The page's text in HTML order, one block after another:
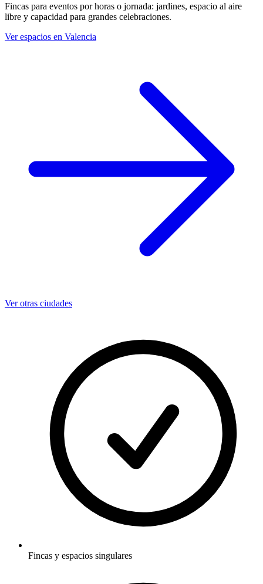
Fincas para eventos por horas o jornada: jardines, espacio al aire
libre y capacidad para grandes celebraciones.
Ver espacios en Valencia
Ver otras ciudades
Fincas y espacios singulares